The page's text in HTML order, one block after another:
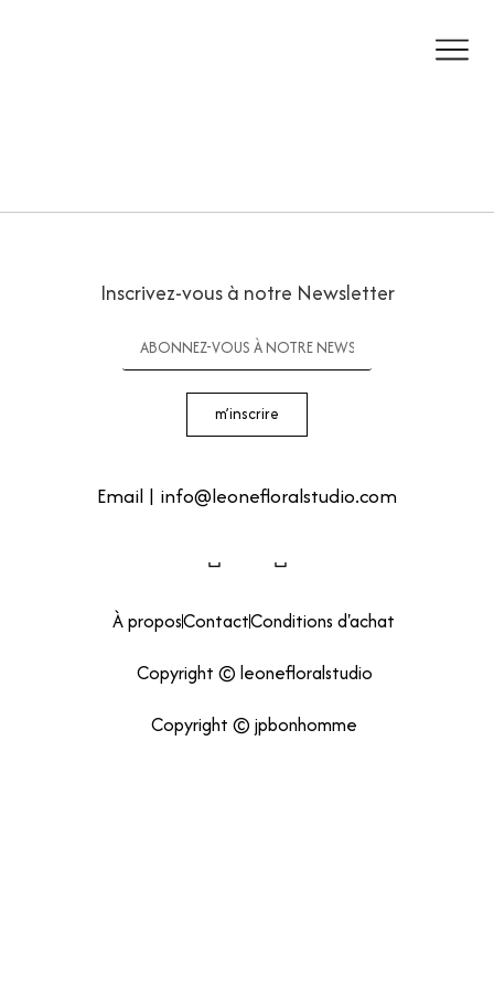
Inscrivez-vous à notre Newsletter
m’inscrire
Email | info@leonefloralstudio.com
À proposContactConditions d'achat
Copyright © leonefloralstudio
Copyright © jpbonhomme